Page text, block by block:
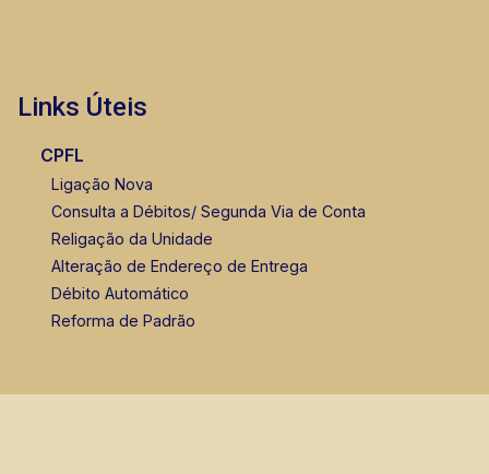
Links Úteis
CPFL
Ligação Nova
Consulta a Débitos/ Segunda Via de Conta
Religação da Unidade
Alteração de Endereço de Entrega
Débito Automático
Reforma de Padrão